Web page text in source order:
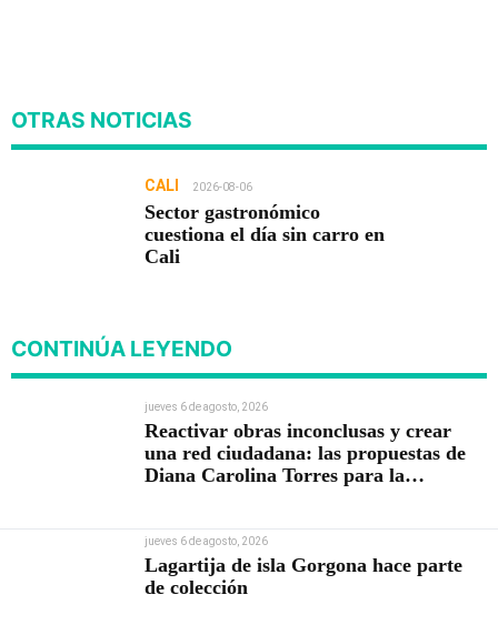
OTRAS NOTICIAS
CALI 2026-08-06
Sector gastronómico
cuestiona el día sin carro en
Cali
CONTINÚA LEYENDO
jueves 6 de agosto, 2026
Reactivar obras inconclusas y crear
una red ciudadana: las propuestas de
Diana Carolina Torres para la
jueves 6 de agosto, 2026
Lagartija de isla Gorgona hace parte
de colección